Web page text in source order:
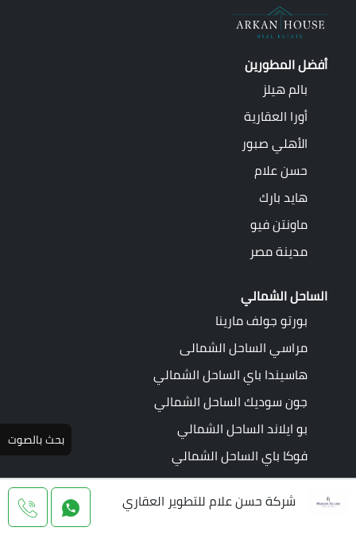
أفضل المطورين
بالم هيلز
أورا العقارية
الأهلي صبور
حسن علام
هايد بارك
ماونتن فيو
مدينة مصر
الساحل الشمالي
بورتو جولف مارينا
مراسي الساحل الشمالى
هاسيندا باي الساحل الشمالي
جون سوديك الساحل الشمالي
بو ايلاند الساحل الشمالي
فوكا باي الساحل الشمالي
العاصمة الادارية الجديدة
بحث بالصوت
شركة حسن علام للتطوير العقاري